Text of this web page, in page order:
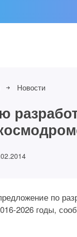
Новости
по
2026 годы,